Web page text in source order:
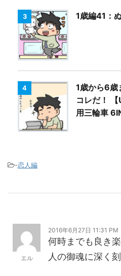
3 1歳編41：
4
1歳から6歳
コレだ！
用三輪車
-恋人編
エル
2016年6月27日 11:31 PM
何時までも良き
人の御魂に深く